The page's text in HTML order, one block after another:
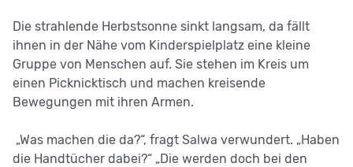
Die strahlende Herbstsonne sinkt langsam, da fällt
ihnen in der Nähe vom Kinderspielplatz eine kleine
Gruppe von Menschen auf. Sie stehen im Kreis um
einen Picknicktisch und machen kreisende
Bewegungen mit ihren Armen.
„Was machen die da?“, fragt Salwa verwundert. „Haben
die Handtücher dabei?“ „Die werden doch bei den